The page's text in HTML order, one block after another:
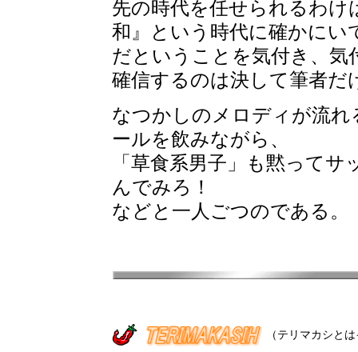
先の時代を任せられるわけ
和』という時代に確かにい
だということを気付き、
確信するのは決して筆者だ
なつかしのメロディが流れ
ールを飲みながら、
「草食系男子」も黙って
んでみろ！
などと一人ごつのである。
（テリマカシと